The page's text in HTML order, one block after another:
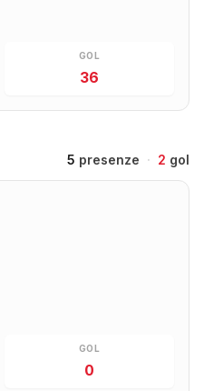
GOL
36
5 presenze · 2 gol
GOL
0